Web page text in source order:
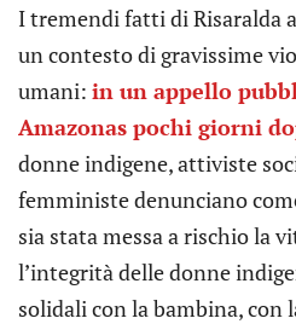
I tremendi fatti di Risaralda
un contesto di gravissime
umani: in un appello
Amazonas pochi giorni
donne indigene, attiviste
femministe denunciano
sia stata messa a rischio la
l’integrità delle donne
solidali con la bambina, con